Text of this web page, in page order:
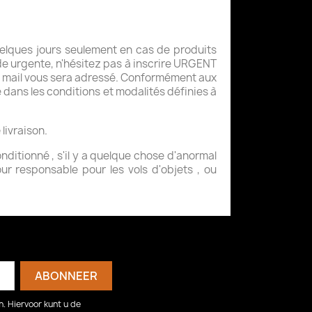
jours seulement en cas de produits
urgente, n'hésitez pas à inscrire URGENT
vous sera adressé. Conformément aux
les conditions et modalités définies à
, s'il y a quelque chose d'anormal
responsable pour les vols d'objets , ou
Hiervoor kunt u de